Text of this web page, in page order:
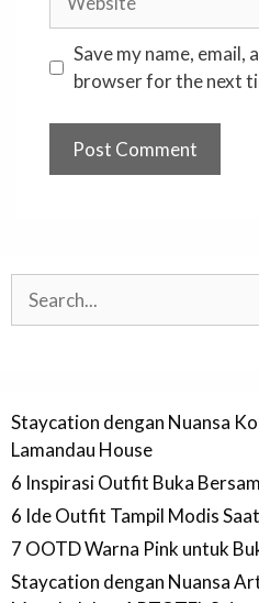
Save my name, email,
browser for the next
Staycation dengan Nuansa
Lamandau House
6 Inspirasi Outfit Buka
6 Ide Outfit Tampil Modis
7 OOTD Warna Pink untuk
Staycation dengan Nuansa